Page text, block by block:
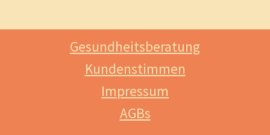
Gesundheitsberatung
Kundenstimmen
Impressum
AGBs